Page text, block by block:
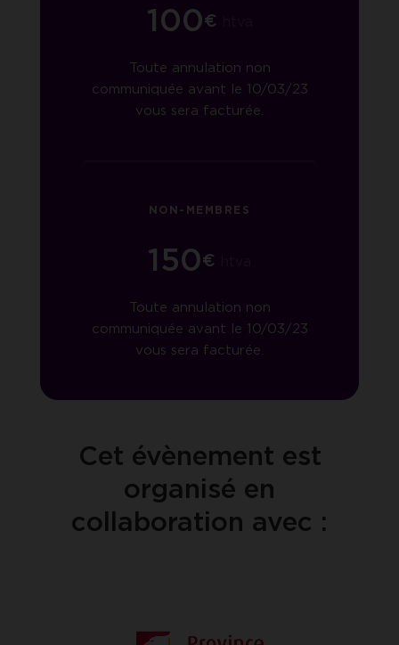
100€
Toute annulation non
communiquée avant le 10/03/23
vous sera facturée.
NON-MEMBRES
150€
Toute annulation non
communiquée avant le 10/03/23
vous sera facturée.
Cet évènement est
organisé en
collaboration avec :